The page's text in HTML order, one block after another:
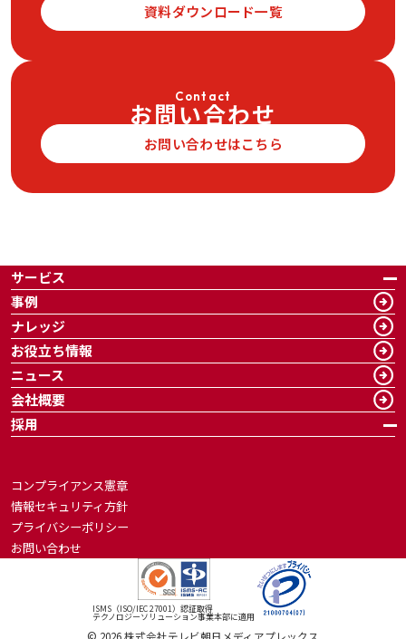
資料ダウンロード一覧
Contact
お問い合わせ
お問い合わせはこちら
サービス
事例
ナレッジ
お役立ち情報
ニュース
会社概要
採用
コンプライアンス憲章
情報セキュリティ方針
プライバシーポリシー
お問い合わせ
ISMS（ISO/IEC 27001）認証取得
テクノロジーソリューション事業本部に適用